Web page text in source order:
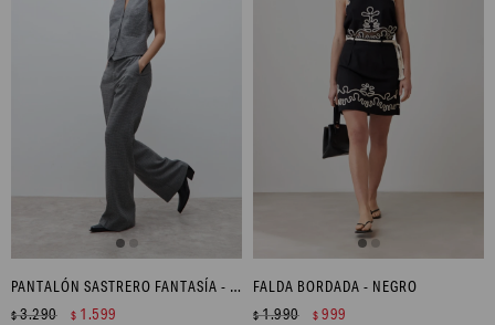
PANTALÓN SASTRERO FANTASÍA - GRIS
$3.290 $ 1.599
FALDA BORDADA - NEGRO
$1.990 $ 999